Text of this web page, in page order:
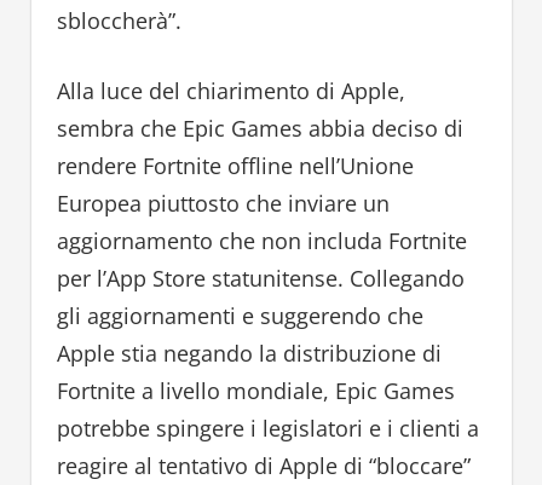
sbloccherà”.
Alla luce del chiarimento di Apple,
sembra che Epic Games abbia deciso di
rendere Fortnite offline nell’Unione
Europea piuttosto che inviare un
aggiornamento che non includa Fortnite
per l’App Store statunitense. Collegando
gli aggiornamenti e suggerendo che
Apple stia negando la distribuzione di
Fortnite a livello mondiale, Epic Games
potrebbe spingere i legislatori e i clienti a
reagire al tentativo di Apple di “bloccare”